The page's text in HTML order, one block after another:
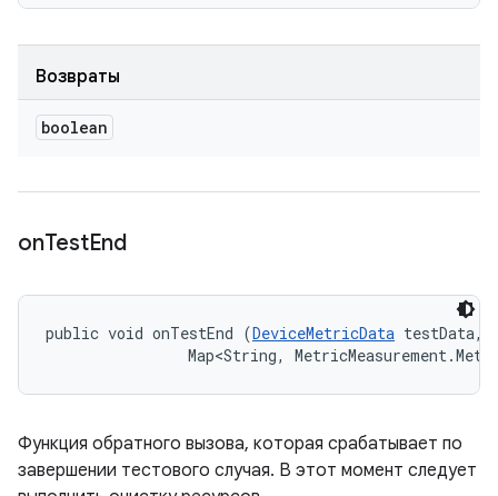
Возвраты
boolean
onTestEnd
public void onTestEnd (DeviceMetricData testData,
Map<String,
Функция обратного вызова, которая срабатывает по
завершении тестового случая. В этот момент следует